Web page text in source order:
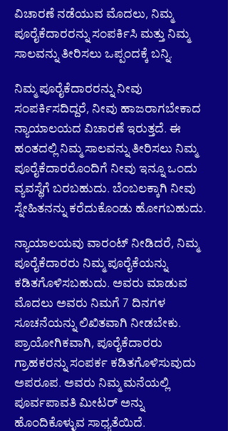
ವಿಚಾರಣೆ ನಡೆಯುವ ಮೊದಲು, ನಿಮ್ಮ
ಪೂರೈಕೆದಾರರನ್ನು ಸಂಪರ್ಕಿಸಿ ಮತ್ತು ನಿಮ್ಮ
ಸಾಲವನ್ನು ತೀರಿಸಲು ಒಪ್ಪಂದಕ್ಕೆ ಬನ್ನಿ.
ನಿಮ್ಮ ಪೂರೈಕೆದಾರರನ್ನು ನೀವು
ಸಂಪರ್ಕಿಸದಿದ್ದರೆ, ನೀವು ಹಾಜರಾಗಬೇಕಾದ
ನ್ಯಾಯಾಲಯದ ವಿಚಾರಣೆ ಇರುತ್ತದೆ. ಈ
ಹಂತದಲ್ಲಿ ನಿಮ್ಮ ಸಾಲವನ್ನು ತೀರಿಸಲು ನಿಮ್ಮ
ಪೂರೈಕೆದಾರರೊಂದಿಗೆ ನೀವು ಇನ್ನೂ ಒಂದು
ವ್ಯವಸ್ಥೆಗೆ ಬರಬಹುದು. ಬೆಂಬಲಕ್ಕಾಗಿ ನೀವು
ಸ್ನೇಹಿತನನ್ನು ಕರೆದುಕೊಂಡು ಹೋಗಬಹುದು.
ನ್ಯಾಯಾಲಯವು ವಾರಂಟ್ ನೀಡಿದರೆ, ನಿಮ್ಮ
ಪೂರೈಕೆದಾರರು ನಿಮ್ಮ ಪೂರೈಕೆಯನ್ನು
ಕಡಿತಗೊಳಿಸಬಹುದು. ಅವರು ಮಾಡುವ
ಮೊದಲು ಅವರು ನಿಮಗೆ 7 ದಿನಗಳ
ಸೂಚನೆಯನ್ನು ಲಿಖಿತವಾಗಿ ನೀಡಬೇಕು.
ಪ್ರಾಯೋಗಿಕವಾಗಿ, ಪೂರೈಕೆದಾರರು
ಗ್ರಾಹಕರನ್ನು ಸಂಪರ್ಕ ಕಡಿತಗೊಳಿಸುವುದು
ಅಪರೂಪ. ಅವರು ನಿಮ್ಮ ಮನೆಯಲ್ಲಿ
ಪೂರ್ವಪಾವತಿ ಮೀಟರ್ ಅನ್ನು
ಹೊಂದಿಕೊಳ್ಳುವ ಸಾಧ್ಯತೆಯಿದೆ.